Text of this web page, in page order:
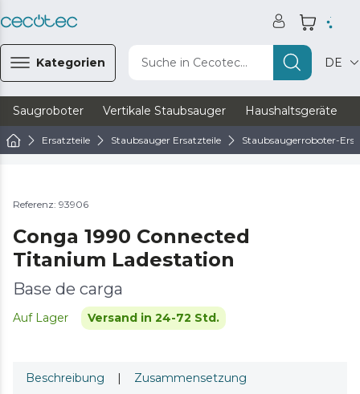
Kategorien Suche in Cecotec... DE
Saugroboter Vertikale Staubsauger Haushaltsgeräte
Ersatzteile Staubsauger Ersatzteile Staubsaugerroboter-
Referenz: 93906
Conga 1990 Connected
Titanium Ladestation
Base de carga
Auf Lager Versand in 24-72 Std.
Beschreibung | Zusammensetzung